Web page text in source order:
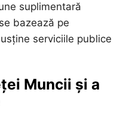
suplimentară
bazează pe
serviciile publice
Muncii și a